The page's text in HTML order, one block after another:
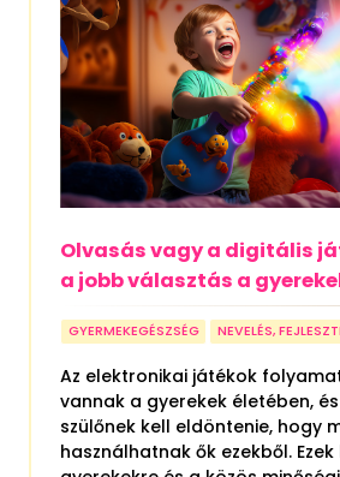
Olvasás vagy a digitális
a jobb választás a
GYERMEKEGÉSZSÉG NEVELÉS,
Az elektronikai játékok
vannak a gyerekek életében,
szülőnek kell eldöntenie, hogy
használhatnak ők ezekből.